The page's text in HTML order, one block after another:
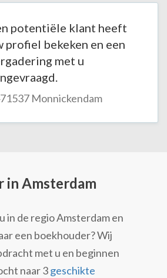
potentiële klant heeft
profiel bekeken en een
met u
Monnickendam
in Amsterdam
in de regio Amsterdam en
een boekhouder? Wij
met u en beginnen
naar 3geschikte